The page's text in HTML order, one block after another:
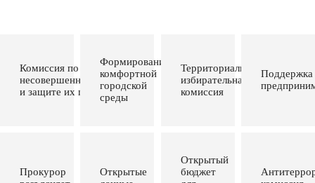
Комиссия по делам
несовершеннолетних
и защите их прав
Формирование
комфортной
городской
среды
Территориальная
избирательная
комиссия
Поддержка
Прокурор
Открытые
Открытый
бюджет